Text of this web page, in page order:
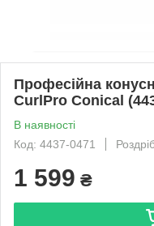
Професійна
CurlPro Conical
В наявності
Код: 4437-0471
1 599 ₴